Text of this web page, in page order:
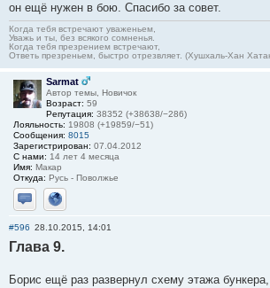
он ещё нужен в бою. Спасибо за совет.
Когда тебя встречают уваженьем,
Уважь и ты, без всякого сомненья.
Когда тебя презрением встречают,
Ответь презреньем, быстро отрезвляет. (Хушхаль-Хан
Sarmat
Автор темы, Новичок
Возраст: 59
Репутация: 38352 (+38638/−286)
Лояльность: 19808 (+19859/−51)
Сообщения: 8015
Зарегистрирован: 07.04.2012
С нами: 14 лет 4 месяца
Имя: Макар
Откуда: Русь - Поволжье
Отправить личное сообщение
Сайт
#596 28.10.2015, 14:01
Глава 9.
Борис ещё раз развернул схему этажа